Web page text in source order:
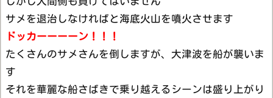
サメを退治しなければと海底火山を噴火させます
ドッカーーーーン！！！
たくさんのサメさんを倒しますが、大津波を船が襲いま
す
それを華麗な船さばきで乗り越えるシーンは盛り上がり